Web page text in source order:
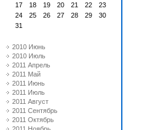
17
18 19 20 21 22
23
24
25 26 27 28 29
30
31
2010 Июнь
2010 Июль
2011 Апрель
2011 Май
2011 Июнь
2011 Июль
2011 Август
2011 Сентябрь
2011 Октябрь